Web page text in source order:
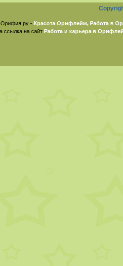
- Красота Орифлейм, Работа в
ссылка на сайт Работа и карьера в